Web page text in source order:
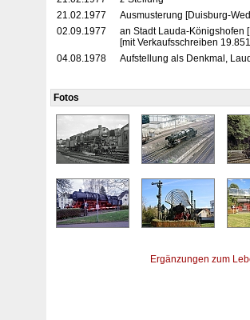
21.02.1977
Ausmusterung [Duisburg-
02.09.1977
an Stadt Lauda-Königshofen
[mit Verkaufsschreiben
04.08.1978
Aufstellung als Denkmal,
Fotos
Ergänzungen zum